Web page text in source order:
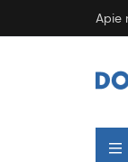
Apie